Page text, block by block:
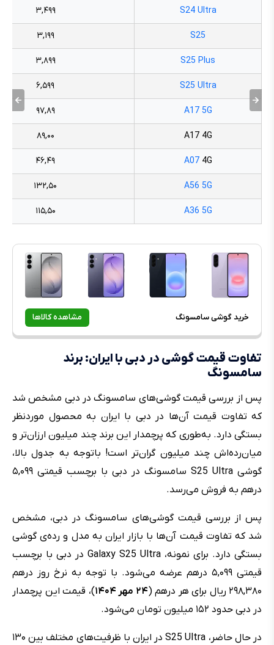
S24 Ultra ۳,۴۹۹
S25 ۳,۱۹۹
S25 Plus ۳,۸۹۹
S25 Ultra ۶,۵۹۹
A17 5G ۹۷,۸۹
A17 4G ۸۹,۰۰
A074G ۴۶,۴۹
A56 5G ۱۳۲,۵۰
A36 5G ۱۱۵,۵۰
خرید گوشی سامسونگ مشاهده کالاها
تفاوت قیمت گوشی در دبی با ایران: برند
سامسونگ
پس از بررسی قیمت گوشی‌های سامسونگ در دبی مشخص شد
که تفاوت قیمت آن‌ها در دبی با ایران به محصول موردنظر
بستگی دارد. به‌طوری که پرچمدار این برند چند میلیون ارزان‌تر و
میان‌رده‌اش چند میلیون گران‌تر است! باتوجه به جدول بالا،
گوشی S25 Ultra سامسونگ در دبی با برچسب قیمتی ۵,۰۹۹
درهم به فروش می‌رسد.
پس از بررسی قیمت گوشی‌های سامسونگ در دبی، مشخص
شد که تفاوت قیمت آن‌ها با بازار ایران به مدل و رده‌ی گوشی
بستگی دارد. برای نمونه، Galaxy S25 Ultra در دبی با برچسب
قیمتی ۵,۰۹۹ درهم عرضه می‌شود. با توجه به نرخ روز درهم
۲۹۸,۳۸۰ ریال برای هر درهم (
۲۴ مهر ۱۴۰۴
)، قیمت این پرچمدار
در دبی حدود ۱۵۲ میلیون تومان می‌شود.
در حال حاضر، S25 Ultra در ایران با ظرفیت‌های مختلف بین ۱۳۰